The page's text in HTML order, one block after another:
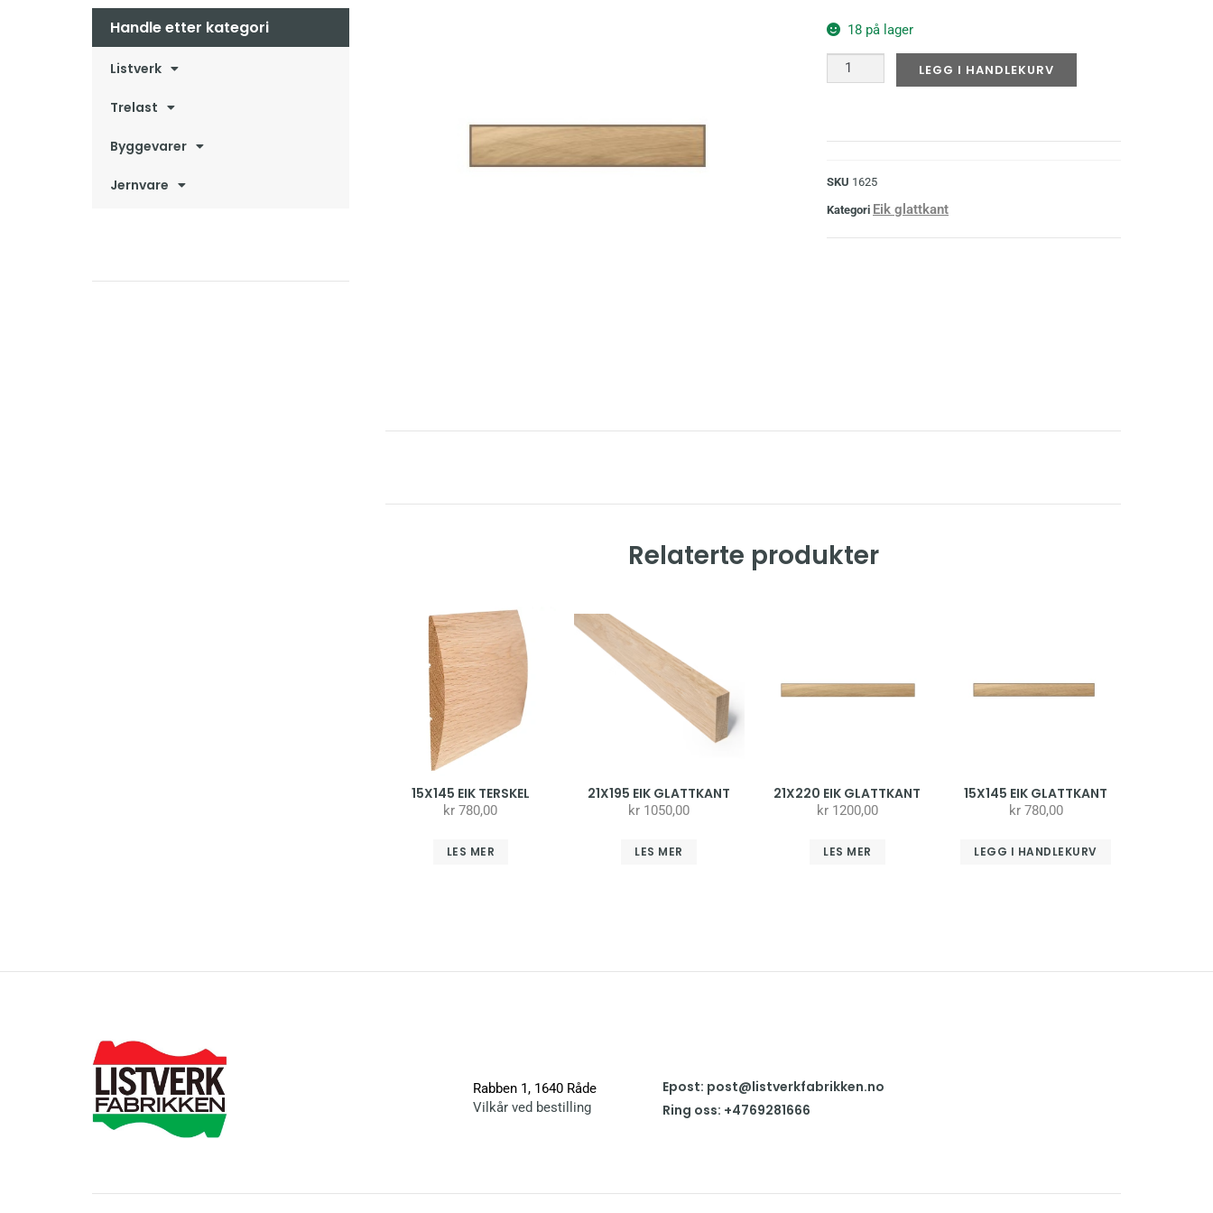
Handle etter kategori
Listverk
Trelast
Byggevarer
Jernvare
18 på lager
LEGG I HANDLEKURV
SKU 1625
Kategori Eik glattkant
Relaterte produkter
15X145 EIK TERSKEL
kr 780,00
LES MER
21X195 EIK GLATTKANT
kr 1050,00
LES MER
21X220 EIK GLATTKANT
kr1200,00
LES MER
15X145 EIK GLATTKANT
kr780,00
LEGG I HANDLEKURV
Rabben 1, 1640 Råde
Vilkår ved bestilling
Epost: post@listverkfabrikken.no
Ring oss: +4769281666